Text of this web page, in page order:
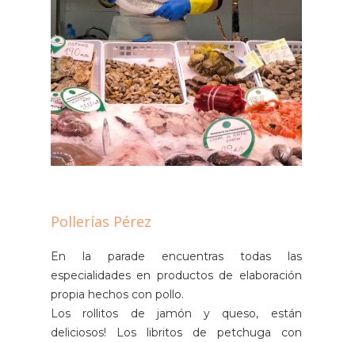
Pollerías Pérez
En la parade encuentras todas las
especialidades en productos de elaboración
propia hechos con pollo.
Los rollitos de jamón y queso, están
deliciosos! Los libritos de petchuga con